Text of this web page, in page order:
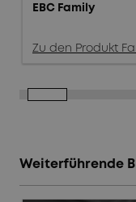
EBC Family
Zu den Produkt
Weiterführende